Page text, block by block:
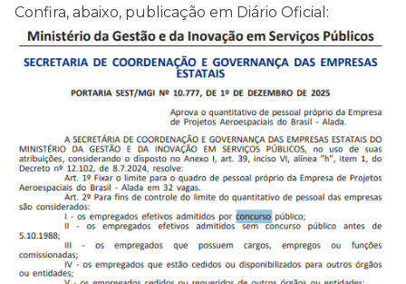
Confira, abaixo, publicação em Diário Oficial: